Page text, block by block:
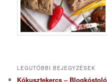
LEGUTÓBBI BEJEGYZÉSEK
Kókusztekercs –